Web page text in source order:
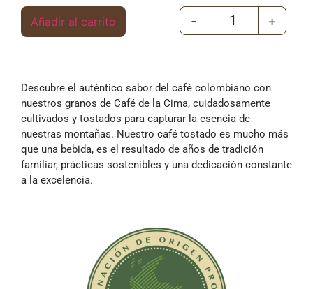
- +
Añadir al carrito
Descubre el auténtico sabor del café colombiano con
nuestros granos de Café de la Cima, cuidadosamente
cultivados y tostados para capturar la esencia de
nuestras montañas. Nuestro café tostado es mucho más
que una bebida, es el resultado de años de tradición
familiar, prácticas sostenibles y una dedicación constante
a la excelencia.